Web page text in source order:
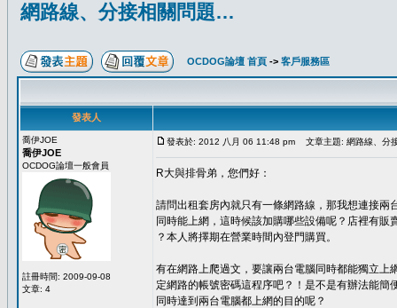
網路線、分接相關問題…
OCDOG論壇 首頁 -> 客戶服務區
發表人
喬伊JOE
喬伊JOE
OCDOG論壇一般會員
註冊時間: 2009-09-08
文章: 4
發表於: 2012 八月 06 11:48 pm 文章主題: 網路線、分
R大與排骨弟，您們好：
請問出租套房內就只有一條網路線，那我想連接兩
同時能上網，這時候該加購哪些設備呢？店裡有販
？本人將擇期在營業時間內登門購買。
有在網路上爬過文，要讓兩台電腦同時都能獨立上
定網路的帳號密碼這程序吧？！是不是有辦法能簡
同時達到兩台電腦都上網的目的呢？